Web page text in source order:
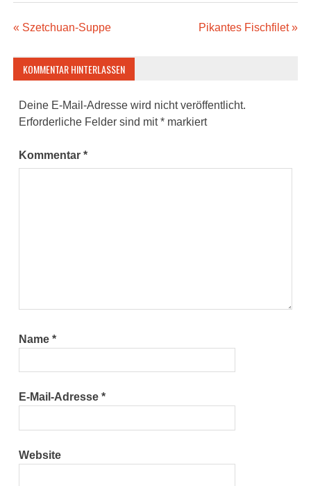
Beitragsnavigation
« Szetchuan-Suppe Pikantes Fischfilet »
KOMMENTAR HINTERLASSEN
Deine E-Mail-Adresse wird nicht veröffentlicht.
Erforderliche Felder sind mit* markiert
Kommentar*
Name*
E-Mail-Adresse*
Website